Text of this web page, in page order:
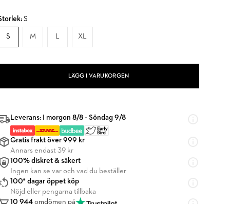
S
S M L XL
LÄGG I VARUKORGEN
Leverans: I morgon 8/8 - Söndag 9/8
Gratis frakt över 999 kr
Annars endast 39 kr
100% diskret & säkert
Ingen kan se var och vad du beställer
100* dagar öppet köp
Nöjd eller pengarna tillbaka
10 944 omdömen på